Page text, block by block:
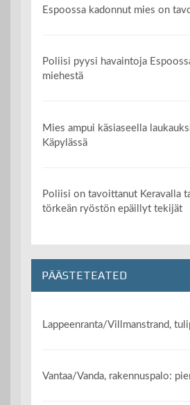
Espoossa kadonnut mies on
Poliisi pyysi havaintoja
miehestä
Mies ampui käsiaseella
Käpylässä
Poliisi on tavoittanut Keravalla
törkeän ryöstön epäillyt tekijät
PÄÄSTETEATED
Lappeenranta/Villmanstrand,
Vantaa/Vanda, rakennuspalo: